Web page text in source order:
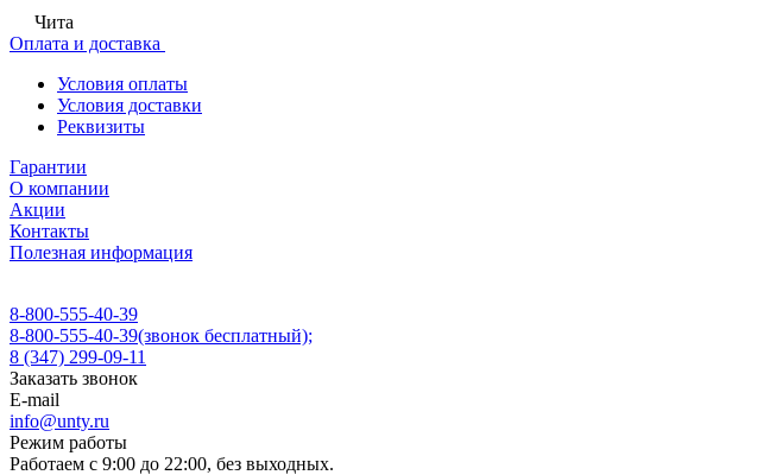
Чита
Оплата и доставка
Условия оплаты
Условия доставки
Реквизиты
Гарантии
О компании
Акции
Контакты
Полезная информация
8-800-555-40-39
8-800-555-40-39(звонок бесплатный);
8 (347) 299-09-11
Заказать звонок
E-mail
info@unty.ru
Режим работы
Работаем с 9:00 до 22:00, без выходных.